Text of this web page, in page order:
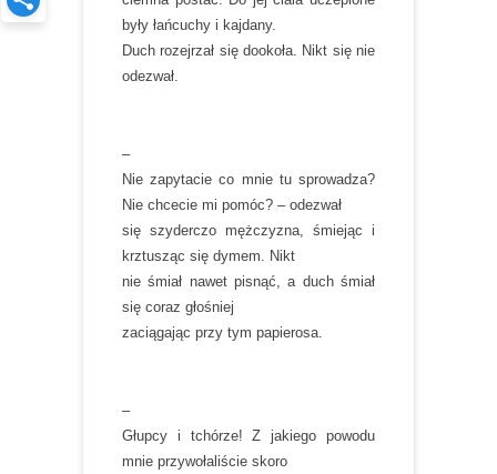
były łańcuchy i kajdany.
Duch rozejrzał się dookoła. Nikt się nie
odezwał.
–
Nie zapytacie co mnie tu sprowadza?
Nie chcecie mi pomóc? – odezwał
się szyderczo mężczyzna, śmiejąc i
krztusząc się dymem. Nikt
nie śmiał nawet pisnąć, a duch śmiał
się coraz głośniej
zaciągając przy tym papierosa.
–
Głupcy i tchórze! Z jakiego powodu
mnie przywołaliście skoro